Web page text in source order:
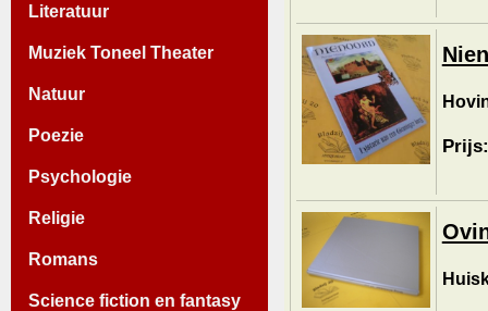
Literatuur
Muziek Toneel Theater
Natuur
Poezie
Psychologie
Religie
Romans
Science fiction en fantasy